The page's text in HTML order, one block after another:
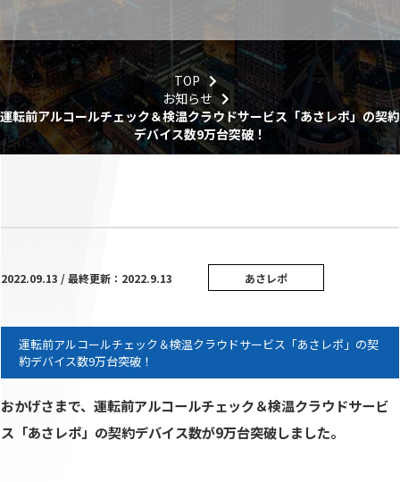
TOP
お知らせ
運転前アルコールチェック＆検温クラウドサービス「あさレポ」の契約
デバイス数9万台突破！
2022.09.13 / 最終更新：2022.9.13 あさレポ
運転前アルコールチェック＆検温クラウドサービス「あさレポ」の契
約デバイス数9万台突破！
おかげさまで、運転前アルコールチェック＆検温クラウドサービ
ス「あさレポ」の契約デバイス数が9万台突破しました。